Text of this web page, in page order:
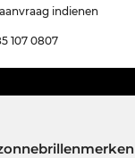
indienen
107 0807